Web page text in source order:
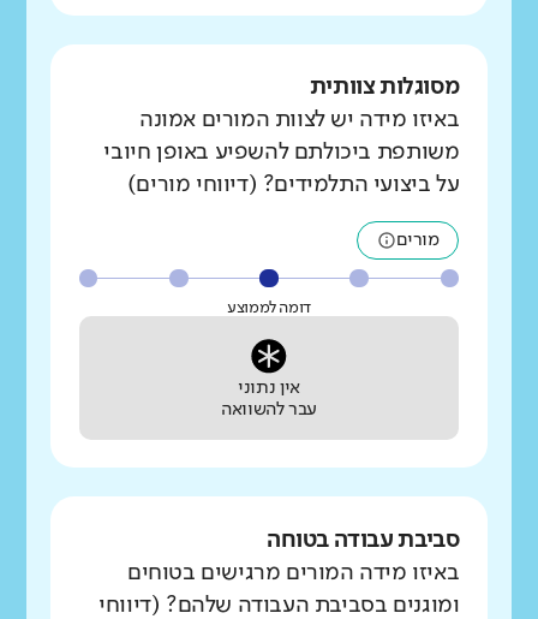
מסוגלות צוותית
באיזו מידה יש לצוות המורים אמונה
משותפת ביכולתם להשפיע באופן חיובי
על ביצועי התלמידים? (דיווחי מורים)
מורים
דומה לממוצע
אין נתוני
עבר להשוואה
סביבת עבודה בטוחה
באיזו מידה המורים מרגישים בטוחים
ומוגנים בסביבת העבודה שלהם? (דיווחי